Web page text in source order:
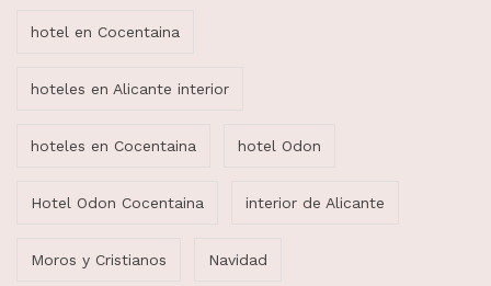
hotel en Cocentaina
hoteles en Alicante interior
hoteles en Cocentaina hotel Odon
Hotel Odon Cocentaina interior de Alicante
Moros y Cristianos Navidad